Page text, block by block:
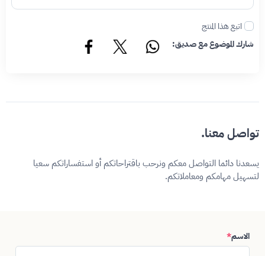
اتبع هذا المنتج
شارك الموضوع مع صديق:
تواصل معنا.
يسعدنا دائما التواصل معكم ونرحب باقتراحاتكم أو استفساراتكم سعيا
لتسهيل مهامكم ومعاملاتكم.
الاسم*